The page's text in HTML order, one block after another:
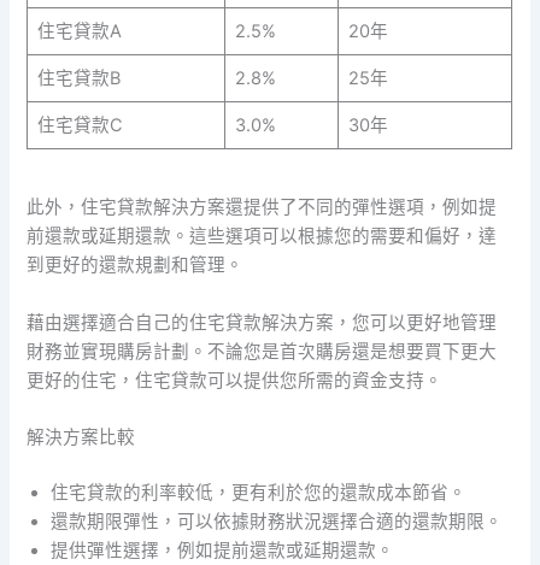
住宅貸款A 2.5% 20年
住宅貸款B 2.8% 25年
住宅貸款C 3.0% 30年
此外，住宅貸款解決方案還提供了不同的彈性選項，例如提
前還款或延期還款。這些選項可以根據您的需要和偏好，達
到更好的還款規劃和管理。
藉由選擇適合自己的住宅貸款解決方案，您可以更好地管理
財務並實現購房計劃。不論您是首次購房還是想要買下更大
更好的住宅，住宅貸款可以提供您所需的資金支持。
解決方案比較
住宅貸款的利率較低，更有利於您的還款成本節省。
還款期限彈性，可以依據財務狀況選擇合適的還款期限。
提供彈性選擇，例如提前還款或延期還款。